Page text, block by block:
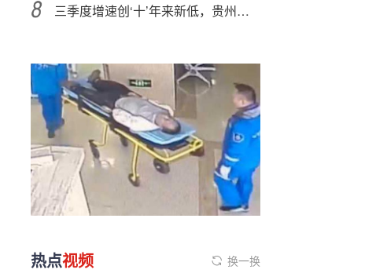
三季度增速创‘十’年来新低，贵州茅台9%增长目标有点悬了
热点视频 换一换